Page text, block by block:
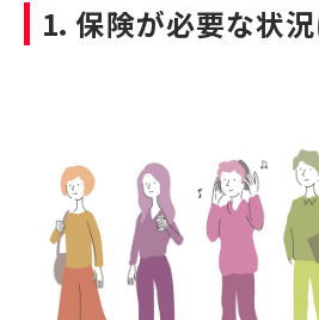
1．保険が必要な状